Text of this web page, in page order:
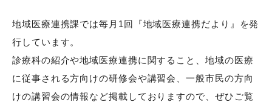
地域医療連携課では毎月1回『地域医療連携だより』を発
行しています。
診療科の紹介や地域医療連携に関すること、地域の医療
に従事される方向けの研修会や講習会、一般市民の方向
けの講習会の情報など掲載しておりますので、ぜひご覧